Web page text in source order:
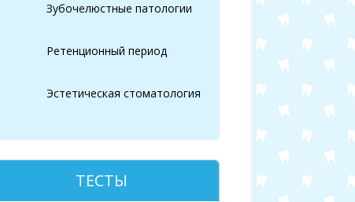
Зубочелюстные патологии
Ретенционный период
Эстетическая стоматология
ТЕСТЫ